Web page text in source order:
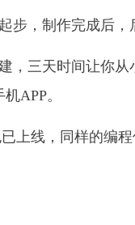
步，制作完成后
，三天时间让你
APP。
上线，同样的编程